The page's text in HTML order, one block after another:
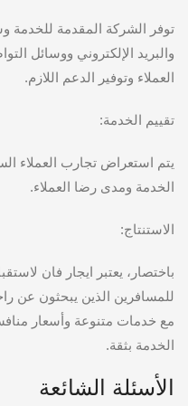
توفر الشركة المقدمة للخدمة
والبريد الإلكتروني ووسائل
العملاء وتوفير الدعم اللازم.
تقييم الخدمة:
يتم استعراض تجارب العملاء
الخدمة ومدى رضا العملاء.
الاستنتاج:
باختصار، يعتبر ايجار فان
للمسافرين الذين يبحثون عن
مع خدمات متنوعة وأسعار
الخدمة بثقة.
الأسئلة الشائعة